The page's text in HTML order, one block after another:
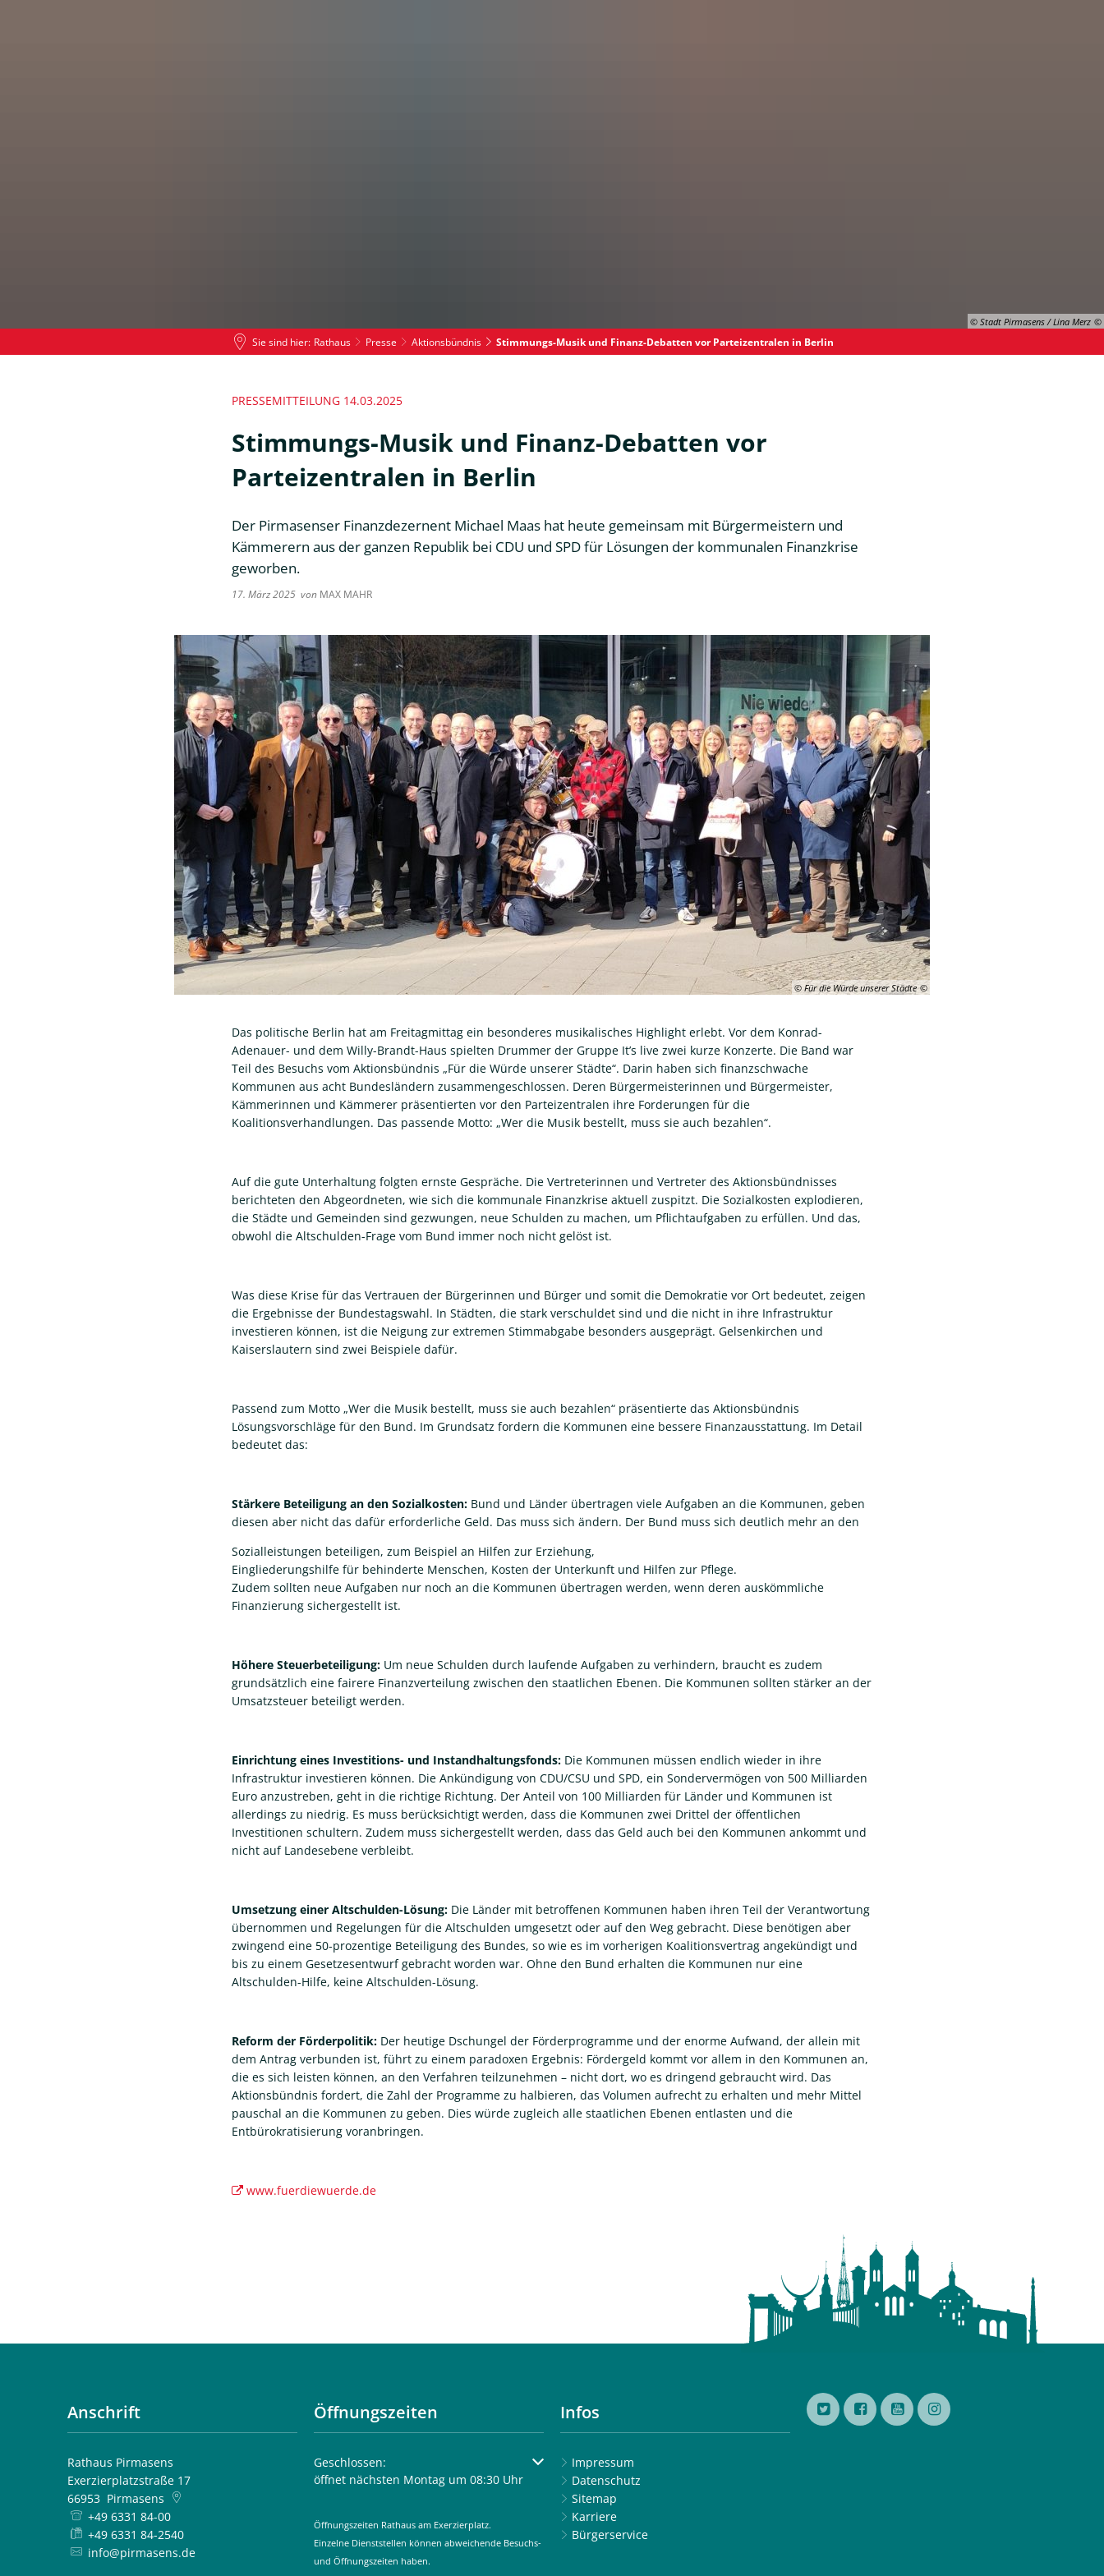
© Stadt Pirmasens / Lina Merz
Sie sind hier: Rathaus Presse Aktionsbündnis Stimmungs-Musik und Finanz-Debatten vor Parteizentralen in Berlin
PRESSEMITTEILUNG 14.03.2025
Stimmungs-Musik und Finanz-Debatten vor
Parteizentralen in Berlin
Der Pirmasenser Finanzdezernent Michael Maas hat heute gemeinsam mit Bürgermeistern und
Kämmerern aus der ganzen Republik bei CDU und SPD für Lösungen der kommunalen Finanzkrise
geworben.
17. März 2025 von MAX MAHR
© Für die Würde unserer Städte
Das politische Berlin hat am Freitagmittag ein besonderes musikalisches Highlight erlebt. Vor dem Konrad-
Adenauer- und dem Willy-Brandt-Haus spielten Drummer der Gruppe It’s live zwei kurze Konzerte. Die Band war
Teil des Besuchs vom Aktionsbündnis „Für die Würde unserer Städte“. Darin haben sich finanzschwache
Kommunen aus acht Bundesländern zusammengeschlossen. Deren Bürgermeisterinnen und Bürgermeister,
Kämmerinnen und Kämmerer präsentierten vor den Parteizentralen ihre Forderungen für die
Koalitionsverhandlungen. Das passende Motto: „Wer die Musik bestellt, muss sie auch bezahlen“.
Auf die gute Unterhaltung folgten ernste Gespräche. Die Vertreterinnen und Vertreter des Aktionsbündnisses
berichteten den Abgeordneten, wie sich die kommunale Finanzkrise aktuell zuspitzt. Die Sozialkosten explodieren,
die Städte und Gemeinden sind gezwungen, neue Schulden zu machen, um Pflichtaufgaben zu erfüllen. Und das,
obwohl die Altschulden-Frage vom Bund immer noch nicht gelöst ist.
Was diese Krise für das Vertrauen der Bürgerinnen und Bürger und somit die Demokratie vor Ort bedeutet, zeigen
die Ergebnisse der Bundestagswahl. In Städten, die stark verschuldet sind und die nicht in ihre Infrastruktur
investieren können, ist die Neigung zur extremen Stimmabgabe besonders ausgeprägt. Gelsenkirchen und
Kaiserslautern sind zwei Beispiele dafür.
Passend zum Motto „Wer die Musik bestellt, muss sie auch bezahlen“ präsentierte das Aktionsbündnis
Lösungsvorschläge für den Bund. Im Grundsatz fordern die Kommunen eine bessere Finanzausstattung. Im Detail
bedeutet das:
Stärkere Beteiligung an den Sozialkosten: Bund und Länder übertragen viele Aufgaben an die Kommunen, geben
diesen aber nicht das dafür erforderliche Geld. Das muss sich ändern. Der Bund muss sich deutlich mehr an den
Sozialleistungen beteiligen, zum Beispiel an Hilfen zur Erziehung,
Eingliederungshilfe für behinderte Menschen, Kosten der Unterkunft und Hilfen zur Pflege.
Zudem sollten neue Aufgaben nur noch an die Kommunen übertragen werden, wenn deren auskömmliche
Finanzierung sichergestellt ist.
Höhere Steuerbeteiligung: Um neue Schulden durch laufende Aufgaben zu verhindern, braucht es zudem
grundsätzlich eine fairere Finanzverteilung zwischen den staatlichen Ebenen. Die Kommunen sollten stärker an der
Umsatzsteuer beteiligt werden.
Einrichtung eines Investitions- und Instandhaltungsfonds: Die Kommunen müssen endlich wieder in ihre
Infrastruktur investieren können. Die Ankündigung von CDU/CSU und SPD, ein Sondervermögen von 500 Milliarden
Euro anzustreben, geht in die richtige Richtung. Der Anteil von 100 Milliarden für Länder und Kommunen ist
allerdings zu niedrig. Es muss berücksichtigt werden, dass die Kommunen zwei Drittel der öffentlichen
Investitionen schultern. Zudem muss sichergestellt werden, dass das Geld auch bei den Kommunen ankommt und
nicht auf Landesebene verbleibt.
Umsetzung einer Altschulden-Lösung: Die Länder mit betroffenen Kommunen haben ihren Teil der Verantwortung
übernommen und Regelungen für die Altschulden umgesetzt oder auf den Weg gebracht. Diese benötigen aber
zwingend eine 50-prozentige Beteiligung des Bundes, so wie es im vorherigen Koalitionsvertrag angekündigt und
bis zu einem Gesetzesentwurf gebracht worden war. Ohne den Bund erhalten die Kommunen nur eine
Altschulden-Hilfe, keine Altschulden-Lösung.
Reform der Förderpolitik: Der heutige Dschungel der Förderprogramme und der enorme Aufwand, der allein mit
dem Antrag verbunden ist, führt zu einem paradoxen Ergebnis: Fördergeld kommt vor allem in den Kommunen an,
die es sich leisten können, an den Verfahren teilzunehmen – nicht dort, wo es dringend gebraucht wird. Das
Aktionsbündnis fordert, die Zahl der Programme zu halbieren, das Volumen aufrecht zu erhalten und mehr Mittel
pauschal an die Kommunen zu geben. Dies würde zugleich alle staatlichen Ebenen entlasten und die
Entbürokratisierung voranbringen.
www.fuerdiewuerde.de
Anschrift
Rathaus Pirmasens
Exerzierplatzstraße 17
66953 Pirmasens
+49 6331 84-00
+49 6331 84-2540
info@pirmasens.de
Öffnungszeiten
Klicken, um weitere Öffnungs- oder Schließzeiten auszublenden
Geschlossen:
öffnet nächsten Montag um 08:30 Uhr
Öffnungszeiten Rathaus am Exerzierplatz.
Einzelne Dienststellen können abweichende Besuchs-
und Öffnungszeiten haben.
Infos
Impressum
Datenschutz
Sitemap
Karriere
Bürgerservice